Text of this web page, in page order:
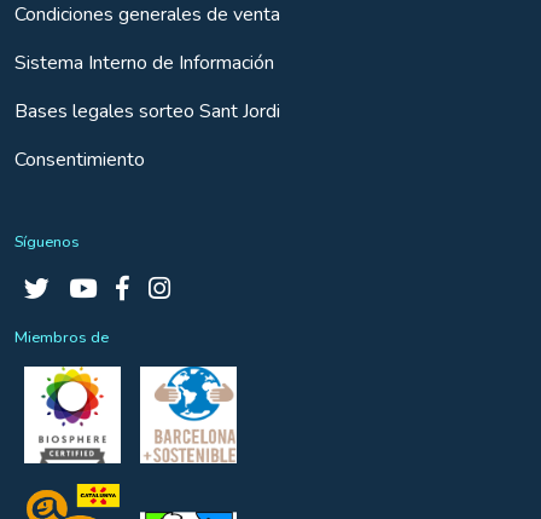
Condiciones generales de venta
Sistema Interno de Información
Bases legales sorteo Sant Jordi
Consentimiento
Síguenos
Miembros de